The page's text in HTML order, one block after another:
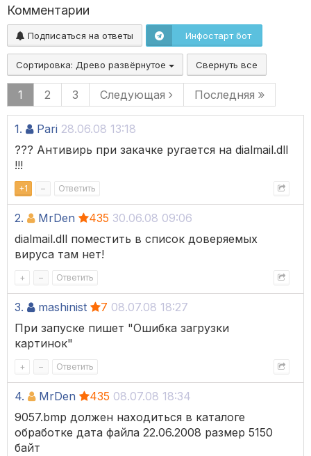
Комментарии
Подписаться на ответы Инфостарт бот
Сортировка: Древо развёрнутое Свернуть все
1 2 3 Следующая Последняя
1. Pari 28.06.08 13:18
??? Антивирь при закачке ругается на dialmail.dll
!!!
+1 – Ответить
2. MrDen 435 30.06.08 09:06
dialmail.dll поместить в список доверяемых
вируса там нет!
+ – Ответить
3. mashinist 7 08.07.08 18:27
При запуске пишет "Ошибка загрузки
картинок"
+ – Ответить
4. MrDen 435 08.07.08 18:34
9057.bmp должен находиться в каталоге
обработке дата файла 22.06.2008 размер 5150
байт